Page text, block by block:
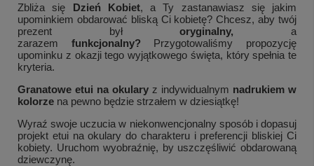
Zbliża się Dzień Kobiet, a Ty zastanawiasz się jakim
upominkiem obdarować bliską Ci kobietę? Chcesz, aby twój
prezent był
oryginalny,
a
zarazem
funkcjonalny? Przygotowaliśmy propozycję
upominku z okazji tego wyjątkowego święta, który spełnia te
kryteria.
Granatowe etui na okulary z indywidualnym nadrukiem w
kolorze na pewno będzie strzałem w dziesiątkę!
Wyraź swoje uczucia w niekonwencjonalny sposób i dopasuj
projekt etui na okulary do charakteru i preferencji bliskiej Ci
kobiety. Uruchom wyobraźnię, by uszczęśliwić obdarowaną
dziewczynę.